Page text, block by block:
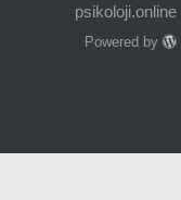
Powered by